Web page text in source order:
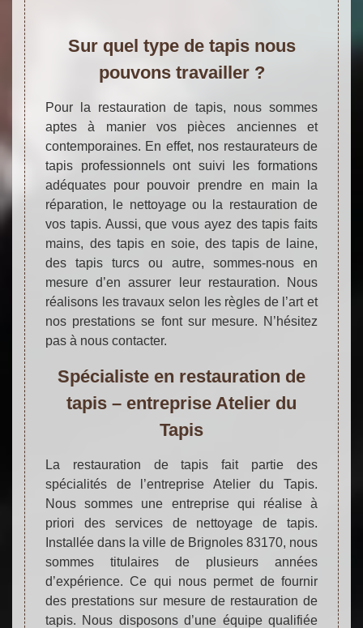
Sur quel type de tapis nous
pouvons travailler ?
Pour la restauration de tapis, nous sommes
aptes à manier vos pièces anciennes et
contemporaines. En effet, nos restaurateurs de
tapis professionnels ont suivi les formations
adéquates pour pouvoir prendre en main la
réparation, le nettoyage ou la restauration de
vos tapis. Aussi, que vous ayez des tapis faits
mains, des tapis en soie, des tapis de laine,
des tapis turcs ou autre, sommes-nous en
mesure d’en assurer leur restauration. Nous
réalisons les travaux selon les règles de l’art et
nos prestations se font sur mesure. N’hésitez
pas à nous contacter.
Spécialiste en restauration de
tapis – entreprise Atelier du
Tapis
La restauration de tapis fait partie des
spécialités de l’entreprise Atelier du Tapis.
Nous sommes une entreprise qui réalise à
priori des services de nettoyage de tapis.
Installée dans la ville de Brignoles 83170, nous
sommes titulaires de plusieurs années
d’expérience. Ce qui nous permet de fournir
des prestations sur mesure de restauration de
tapis. Nous disposons d’une équipe qualifiée